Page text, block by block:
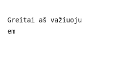
Greitai aš važiuoju
em